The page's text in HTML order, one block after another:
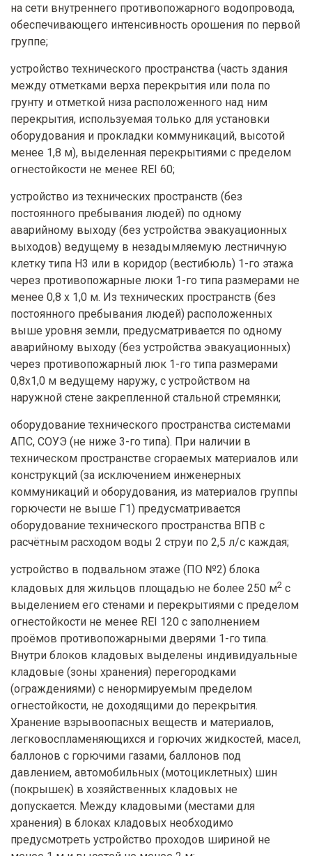
на сети внутреннего противопожарного водопровода,
обеспечивающего интенсивность орошения по первой
группе;
устройство технического пространства (часть здания
между отметками верха перекрытия или пола по
грунту и отметкой низа расположенного над ним
перекрытия, используемая только для установки
оборудования и прокладки коммуникаций, высотой
менее 1,8 м), выделенная перекрытиями с пределом
огнестойкости не менее REI 60;
устройство из технических пространств (без
постоянного пребывания людей) по одному
аварийному выходу (без устройства эвакуационных
выходов) ведущему в незадымляемую лестничную
клетку типа Н3 или в коридор (вестибюль) 1-го этажа
через противопожарные люки 1-го типа размерами не
менее 0,8 х 1,0 м. Из технических пространств (без
постоянного пребывания людей) расположенных
выше уровня земли, предусматривается по одному
аварийному выходу (без устройства эвакуационных)
через противопожарный люк 1-го типа размерами
0,8х1,0 м ведущему наружу, с устройством на
наружной стене закрепленной стальной стремянки;
оборудование технического пространства системами
АПС, СОУЭ (не ниже 3-го типа). При наличии в
техническом пространстве сгораемых материалов или
конструкций (за исключением инженерных
коммуникаций и оборудования, из материалов группы
горючести не выше Г1) предусматривается
оборудование технического пространства ВПВ с
расчётным расходом воды 2 струи по 2,5 л/с каждая;
устройство в подвальном этаже (ПО №2) блока
кладовых для жильцов площадью не более 250 м2 с
выделением его стенами и перекрытиями с пределом
огнестойкости не менее REI 120 с заполнением
проёмов противопожарными дверями 1-го типа.
Внутри блоков кладовых выделены индивидуальные
кладовые (зоны хранения) перегородками
(ограждениями) с ненормируемым пределом
огнестойкости, не доходящими до перекрытия.
Хранение взрывоопасных веществ и материалов,
легковоспламеняющихся и горючих жидкостей, масел,
баллонов с горючими газами, баллонов под
давлением, автомобильных (мотоциклетных) шин
(покрышек) в хозяйственных кладовых не
допускается. Между кладовыми (местами для
хранения) в блоках кладовых необходимо
предусмотреть устройство проходов шириной не